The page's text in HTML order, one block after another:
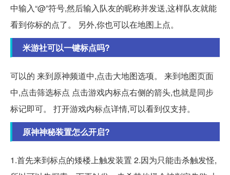
中输入“@”符号,然后输入队友的昵称并发送,这样队友就能
看到你标的点了。 另外,你也可以在地图上点。
米游社可以一键标点吗?
可以的 来到原神频道中,点击大地图选项。 来到地图页面
中,点击筛选标点 点击游戏内标点右侧的箭头,也就是同步
标记即可。 打开游戏内标点详情,可以看到仅支持。
原神神秘装置怎么开启?
1.首先来到标点的矮楼上触发装置 2.因为只能击杀触发怪,